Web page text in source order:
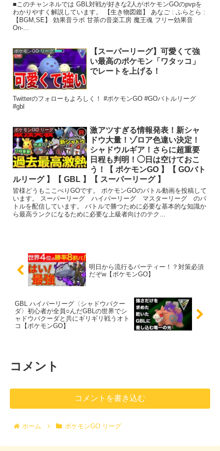
■このチャンネルでは GBL対戦が好きな2人がポケモンGOのpvpを
わかりやすく解説しています。 【生き物図鑑】 あなご : ふらとら :
【BGM,SE】 効果音ラボ ​ 甘茶の音楽工房 ​ 魔王魂 ​ フリー効果音
On-...
ポケモンGO リーグ
【スーパーリーグ】可愛くて強
い最高のポケモン「ワタッコ」
でレートを上げる！
Twitterのフォローもよろしく！ #ポケモンGO #GOバトルリーグ
#gbl
ポケモンGO リーグ
激アツすぎる情報発表！新シャ
ドウ大量！ゾロア色違い決定！
シャドウルギア！さらに超重要
日程も判明！◯日は空けておこ
う！【 ポケモンGO 】【 GOバト
ルリーグ 】【 GBL 】【 スーパーリーグ 】
皆様どうもここぺりGOです。 ポケモンGOのバトル動画を投稿して
います。 スーパーリーグ ハイパーリーグ マスターリーグ のバ
トルを配信しています。 バトルで勝つために必要な基本的な知識か
ら最高ランクになるために必要な上級者向けのテク...
明日から流行るパーティー！？対策必須
だぞw【ポケモンGO】
GBL ハイパーリーグ〈シャドウバクー
ダ〉初心者が全員○んだGBLの世界でシ
ャドウバクーダと共にギリギリ戦うオト
コ【ポケモンGO】
コメント
コメントを書き込む
ホーム ポケモンGO リーグ